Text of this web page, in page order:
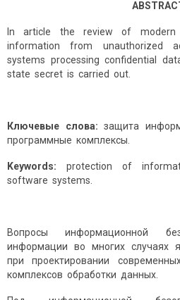
In article the review of
information from unauthorized
systems processing confidential
state secret is carried out.
Ключевые слова:защита
программные комплексы.
Keywords: protection of
software systems.
Вопросы информационной
информации во многих случаях
при проектировании
комплексов обработки данных.